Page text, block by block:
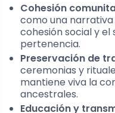
Cohesión
como una
cohesión social y
pertenencia.
Preservación de
ceremonias y
mantiene viva la
ancestrales.
Educación y